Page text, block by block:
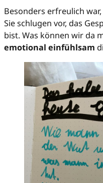
Besonders erfreulich
Sie schlugen vor, das
bist. Was können wir da
emotional einfühlsam